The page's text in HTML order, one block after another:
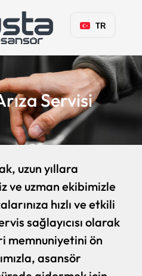
TR
Servisi
uzun yıllara
ve uzman ekibimizle
hızlı ve etkili
sağlayıcısı olarak
memnuniyetini ön
asansör